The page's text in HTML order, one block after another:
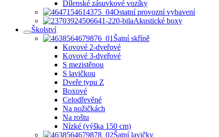
Dílenské zásuvkové vozíky
Ostatní provozní vybavení
Akustické boxy
Školství
Šatní skříně
Kovové 2-dveřové
Kovové 3-dveřové
S mezistěnou
S lavičkou
Dveře typu Z
Boxové
Celodřevěné
Na nožičkách
Na roštu
Nízké (výška 150 cm)
Šatní lavičky